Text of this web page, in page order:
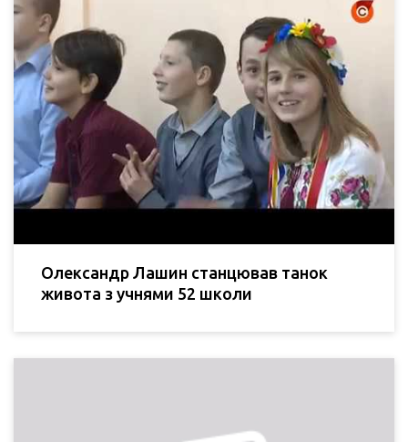
Олександр Лашин станцював танок
живота з учнями 52 школи